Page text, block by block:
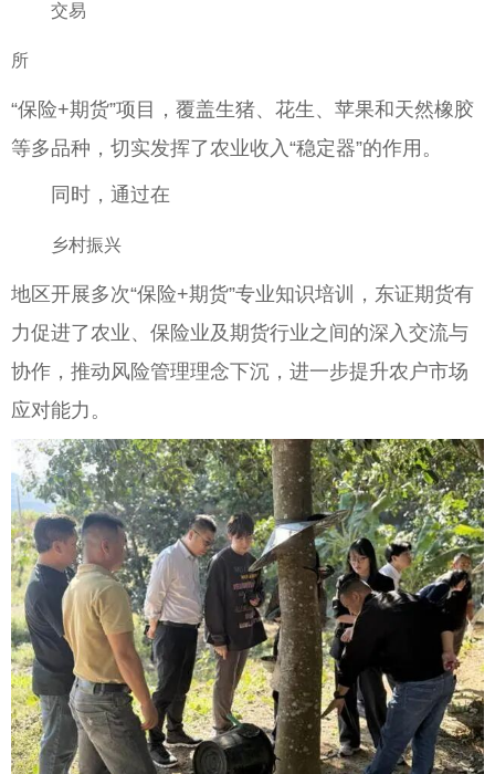
交易
所
“保险+期货”项目，覆盖生猪、花生、苹果和天然橡胶
等多品种，切实发挥了农业收入“稳定器”的作用。
同时，通过在
乡村振兴
地区开展多次“保险+期货”专业知识培训，东证期货有
力促进了农业、保险业及期货行业之间的深入交流与
协作，推动风险管理理念下沉，进一步提升农户市场
应对能力。